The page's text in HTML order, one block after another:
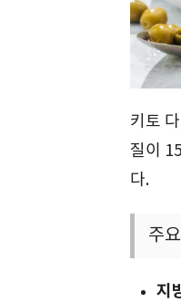
키토
질이
다.
주
지